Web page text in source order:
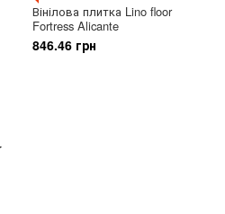
Вінілова плитка Lino floor
Fortress Alicante
846.46 грн